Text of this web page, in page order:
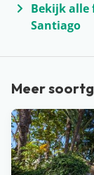
kustplaatsen
Cruz en
hotels, maar
en 30 in de
perfecte keuze!
Bekijk alle
Santiago
Meer